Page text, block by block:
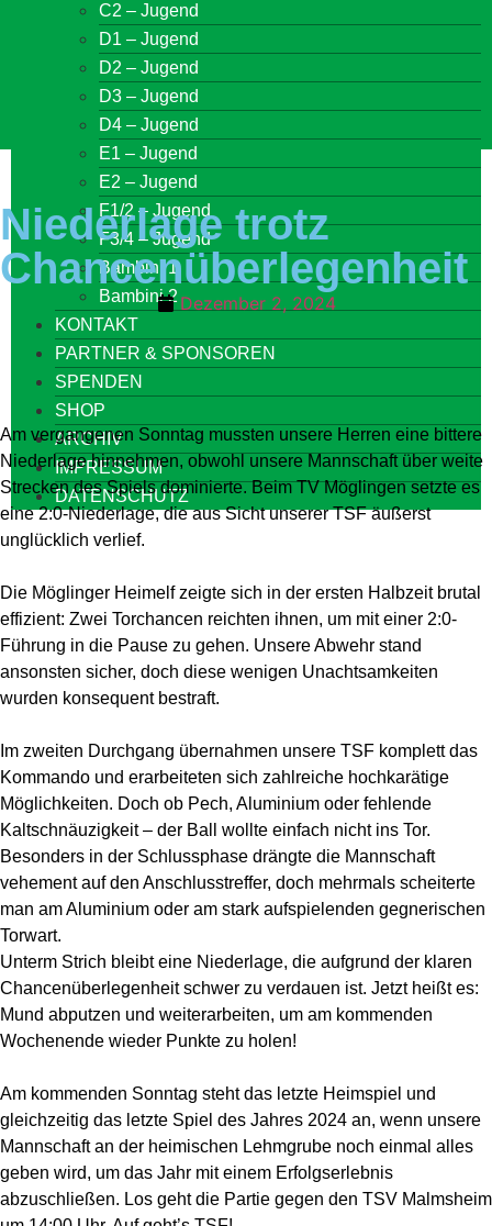
C2 – Jugend
D1 – Jugend
D2 – Jugend
D3 – Jugend
D4 – Jugend
E1 – Jugend
E2 – Jugend
F1/2 – Jugend
F3/4 – Jugend
Bambini 1
Bambini 2
KONTAKT
PARTNER & SPONSOREN
SPENDEN
SHOP
ARCHIV
IMPRESSUM
DATENSCHUTZ
Niederlage trotz
Chancenüberlegenheit
Dezember 2, 2024
Am vergangenen Sonntag mussten unsere Herren eine bittere
Niederlage hinnehmen, obwohl unsere Mannschaft über weite
Strecken des Spiels dominierte. Beim TV Möglingen setzte es
eine 2:0-Niederlage, die aus Sicht unserer TSF äußerst
unglücklich verlief.
Die Möglinger Heimelf zeigte sich in der ersten Halbzeit brutal
effizient: Zwei Torchancen reichten ihnen, um mit einer 2:0-
Führung in die Pause zu gehen. Unsere Abwehr stand
ansonsten sicher, doch diese wenigen Unachtsamkeiten
wurden konsequent bestraft.
Im zweiten Durchgang übernahmen unsere TSF komplett das
Kommando und erarbeiteten sich zahlreiche hochkarätige
Möglichkeiten. Doch ob Pech, Aluminium oder fehlende
Kaltschnäuzigkeit – der Ball wollte einfach nicht ins Tor.
Besonders in der Schlussphase drängte die Mannschaft
vehement auf den Anschlusstreffer, doch mehrmals scheiterte
man am Aluminium oder am stark aufspielenden gegnerischen
Torwart.
Unterm Strich bleibt eine Niederlage, die aufgrund der klaren
Chancenüberlegenheit schwer zu verdauen ist. Jetzt heißt es:
Mund abputzen und weiterarbeiten, um am kommenden
Wochenende wieder Punkte zu holen!
Am kommenden Sonntag steht das letzte Heimspiel und
gleichzeitig das letzte Spiel des Jahres 2024 an, wenn unsere
Mannschaft an der heimischen Lehmgrube noch einmal alles
geben wird, um das Jahr mit einem Erfolgserlebnis
abzuschließen. Los geht die Partie gegen den TSV Malmsheim